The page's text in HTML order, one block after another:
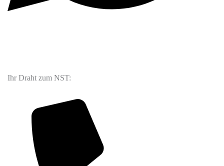
Ihr Draht zum NST: